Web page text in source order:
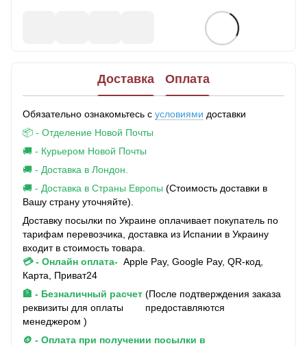
Доставка Оплата
Обязательно ознакомьтесь с условиями доставки
📦 - Отделение Новой Почты
🚚 - Курьером Новой Почты
🚚 - Доставка в Лондон.
🚚 - Доставка в Страны Европы (Стоимость доставки в
Вашу страну уточняйте).
Доставку посылки по Украине оплачивает покупатель по
тарифам перевозчика, доставка из Испании в Украину
входит в стоимость товара.
💳 - Онлайн оплата- Apple Pay, Google Pay, QR-код,
Карта, Приват24
🏦 - Безналичный расчет (После подтверждения заказа
реквизиты для оплаты предоставляются
менеджером )
🪙 - Оплата при получении посылки в